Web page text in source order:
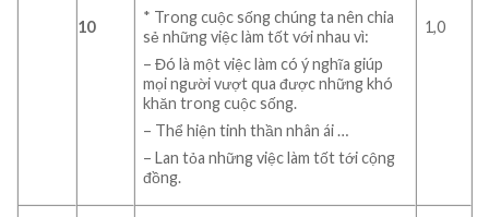
10
* Trong cuộc sống chúng ta nên chia
sẻ những việc làm tốt với nhau vì:
– Đó là một việc làm có ý nghĩa giúp
mọi người vượt qua được những khó
khăn trong cuộc sống.
– Thể hiện tinh thần nhân ái …
– Lan tỏa những việc làm tốt tới cộng
đồng.
1,0